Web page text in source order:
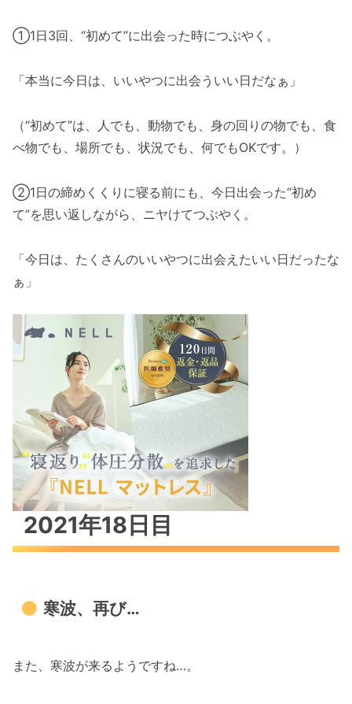
①1日3回、“初めて”に出会った時につぶやく。
「本当に今日は、いいやつに出会ういい日だなぁ」
（“初めて”は、人でも、動物でも、身の回りの物でも、食
べ物でも、場所でも、状況でも、何でもOKです。）
②1日の締めくくりに寝る前にも、今日出会った“初め
て”を思い返しながら、ニヤけてつぶやく。
「今日は、たくさんのいいやつに出会えたいい日だったな
ぁ」
2021年18日目
寒波、再び…
また、寒波が来るようですね…。